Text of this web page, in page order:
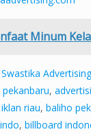
Minum
Swastika Advertising
,
riau, baliho
, billboard